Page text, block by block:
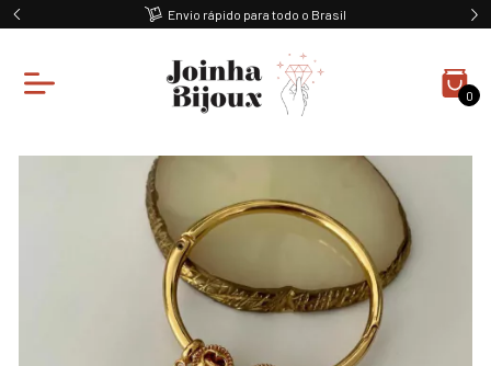
Envio rápido para todo o Brasil
0